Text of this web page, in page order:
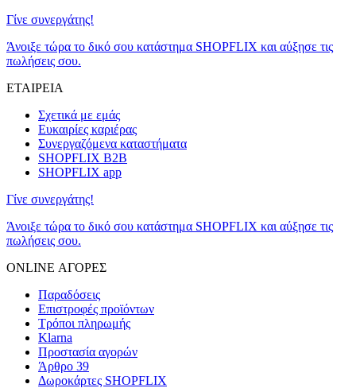
Γίνε συνεργάτης!
Άνοιξε τώρα το δικό σου κατάστημα SHOPFLIX και αύξησε τις
πωλήσεις σου.
ΕΤΑΙΡΕΙΑ
Σχετικά με εμάς
Ευκαιρίες καριέρας
Συνεργαζόμενα καταστήματα
SHOPFLIX B2B
SHOPFLIX app
Γίνε συνεργάτης!
Άνοιξε τώρα το δικό σου κατάστημα SHOPFLIX και αύξησε τις
πωλήσεις σου.
ONLINE ΑΓΟΡΕΣ
Παραδόσεις
Επιστροφές προϊόντων
Τρόποι πληρωμής
Klarna
Προστασία αγορών
Άρθρο 39
Δωροκάρτες SHOPFLIX